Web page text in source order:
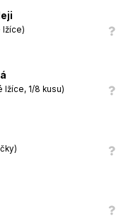
žampiony.
a plátky čerstvé okurky.
5 minut.
lžíce)
lžíce, 1/8 kusu)
)